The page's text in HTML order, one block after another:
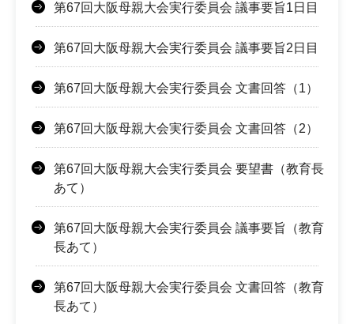
第67回大阪母親大会実行委員会 議事要旨1日目
第67回大阪母親大会実行委員会 議事要旨2日目
第67回大阪母親大会実行委員会 文書回答（1）
第67回大阪母親大会実行委員会 文書回答（2）
第67回大阪母親大会実行委員会 要望書（教育長
あて）
第67回大阪母親大会実行委員会 議事要旨（教育
長あて）
第67回大阪母親大会実行委員会 文書回答（教育
長あて）